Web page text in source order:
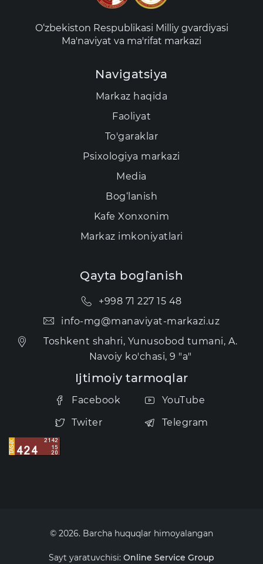
O‘zbekiston Respublikasi Milliy gvardiyasi
Ma'naviyat va ma'rifat markazi
Navigatsiya
Markaz haqida
Faoliyat
To'garaklar
Psixologiya markazi
Media
Bog‘lanish
Kаfе Xonxonim
Markaz imkoniyatlari
Qayta bog`lanish
+998 71 227 15 48
info-mg@manaviyat-markazi.uz
Toshkent shahri, Yunusobod tumani, A.
Navoiy ko'chasi, 9 "a"
Ijtimoiy tarmoqlar
Facebook
Twiter
YouTube
Telegram
© 2026. Barcha huquqlar himoyalangan
Sayt yaratuvchisi: Online Service Group